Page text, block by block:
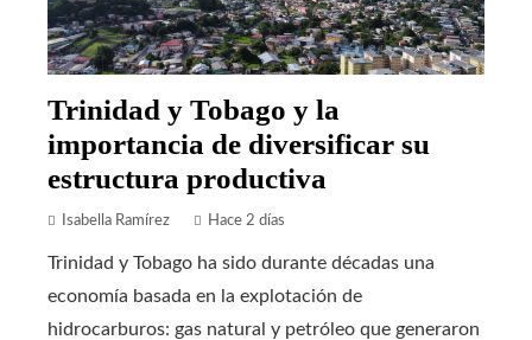
Trinidad y Tobago y la
importancia de diversificar su
estructura productiva
Isabella Ramírez Hace 2 días
Trinidad y Tobago ha sido durante décadas una
economía basada en la explotación de
hidrocarburos: gas natural y petróleo que generaron